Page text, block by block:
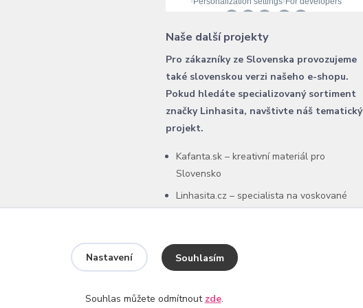
Naše další projekty
Pro zákazníky ze Slovenska provozujeme
také slovenskou verzi našeho e-shopu.
Pokud hledáte specializovaný sortiment
značky Linhasita, navštivte náš tematický
projekt.
Kafanta.sk – kreativní materiál pro
Slovensko
Linhasita.cz – specialista na voskované
šňůry Linhasita
Nastavení Souhlasím
Souhlas můžete odmítnout zde.